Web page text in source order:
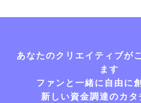
あなたのクリエイティブが
ます
ファンと一緒に自由に
新しい資金調達のカタ